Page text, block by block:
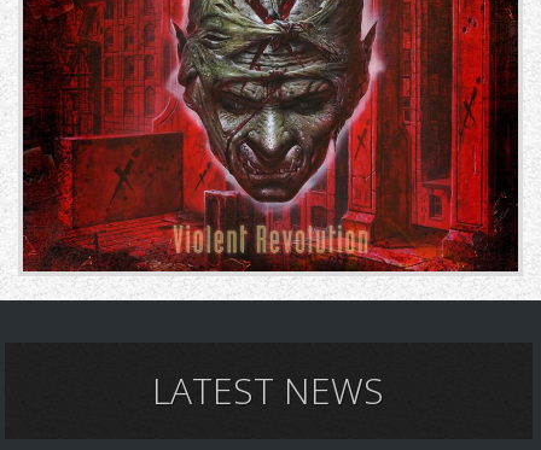
LATEST NEWS